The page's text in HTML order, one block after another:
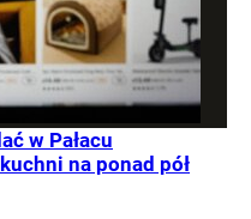
w Pałacu
na ponad pół